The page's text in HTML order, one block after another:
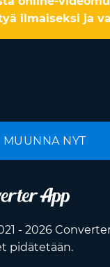
ilmaiseksi ja
MUUNNA NYT
- 2026
pidätetään.